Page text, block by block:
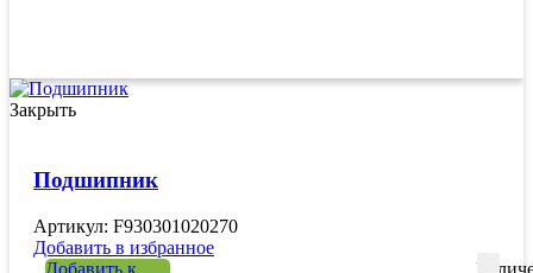
Закрыть
Подшипник
Артикул: F930301020270
Добавить в избранное
Добавить к